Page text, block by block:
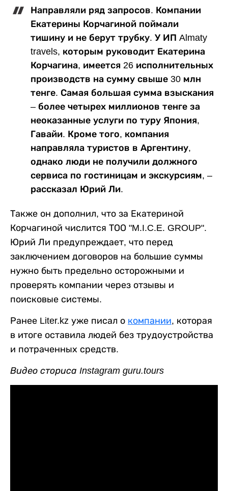
Направляли ряд запросов. Компании
Екатерины Корчагиной поймали
тишину и не берут трубку. У ИП Almaty
travels, которым руководит Екатерина
Корчагина, имеется 26 исполнительных
производств на сумму свыше 30 млн
тенге. Самая большая сумма взыскания
– более четырех миллионов тенге за
неоказанные услуги по туру Япония,
Гавайи. Кроме того, компания
направляла туристов в Аргентину,
однако люди не получили должного
сервиса по гостиницам и экскурсиям, –
рассказал Юрий Ли.
Также он дополнил, что за Екатериной
Корчагиной числится ТОО "M.I.C.E. GROUP".
Юрий Ли предупреждает, что перед
заключением договоров на большие суммы
нужно быть предельно осторожными и
проверять компании через отзывы и
поисковые системы.
Ранее Liter.kz уже писал о компании, которая
в итоге оставила людей без трудоустройства
и потраченных средств.
Видео сториса Instagram guru.tours